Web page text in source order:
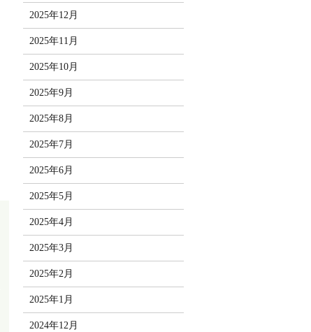
2025年12月
2025年11月
2025年10月
2025年9月
2025年8月
2025年7月
2025年6月
2025年5月
2025年4月
2025年3月
2025年2月
2025年1月
2024年12月